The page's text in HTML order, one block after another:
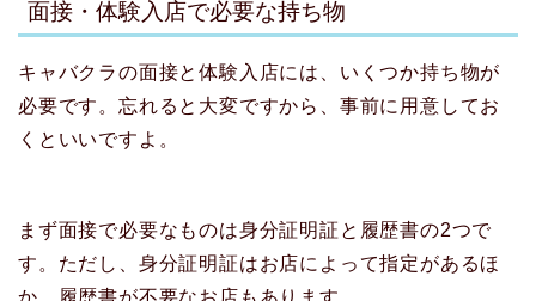
面接・体験入店で必要な持ち物
キャバクラの面接と体験入店には、いくつか持ち物が
必要です。忘れると大変ですから、事前に用意してお
くといいですよ。
まず面接で必要なものは身分証明証と履歴書の2つで
す。ただし、身分証明証はお店によって指定があるほ
か、履歴書が不要なお店もあります。